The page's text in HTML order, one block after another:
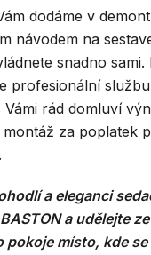
dodáme v
návodem na
snadno sami.
profesionální
Vámi rád domluví
montáž za poplatek
a eleganci
a udělejte
pokoje místo, kde